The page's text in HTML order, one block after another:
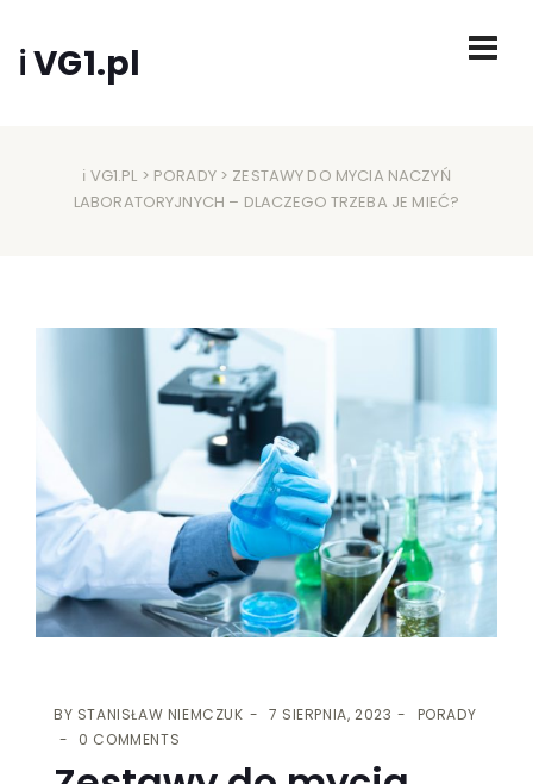
ℹ VG1.pl
ℹ VG1.PL > PORADY> ZESTAWY DO MYCIA NACZYŃ
LABORATORYJNYCH – DLACZEGO TRZEBA JE MIEĆ?
BY STANISŁAW NIEMCZUK 7 SIERPNIA, 2023
PORADY
0 COMMENTS